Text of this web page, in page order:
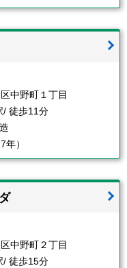
中野町１丁目
/ 徒歩11分
）
中野町２丁目
/ 徒歩15分